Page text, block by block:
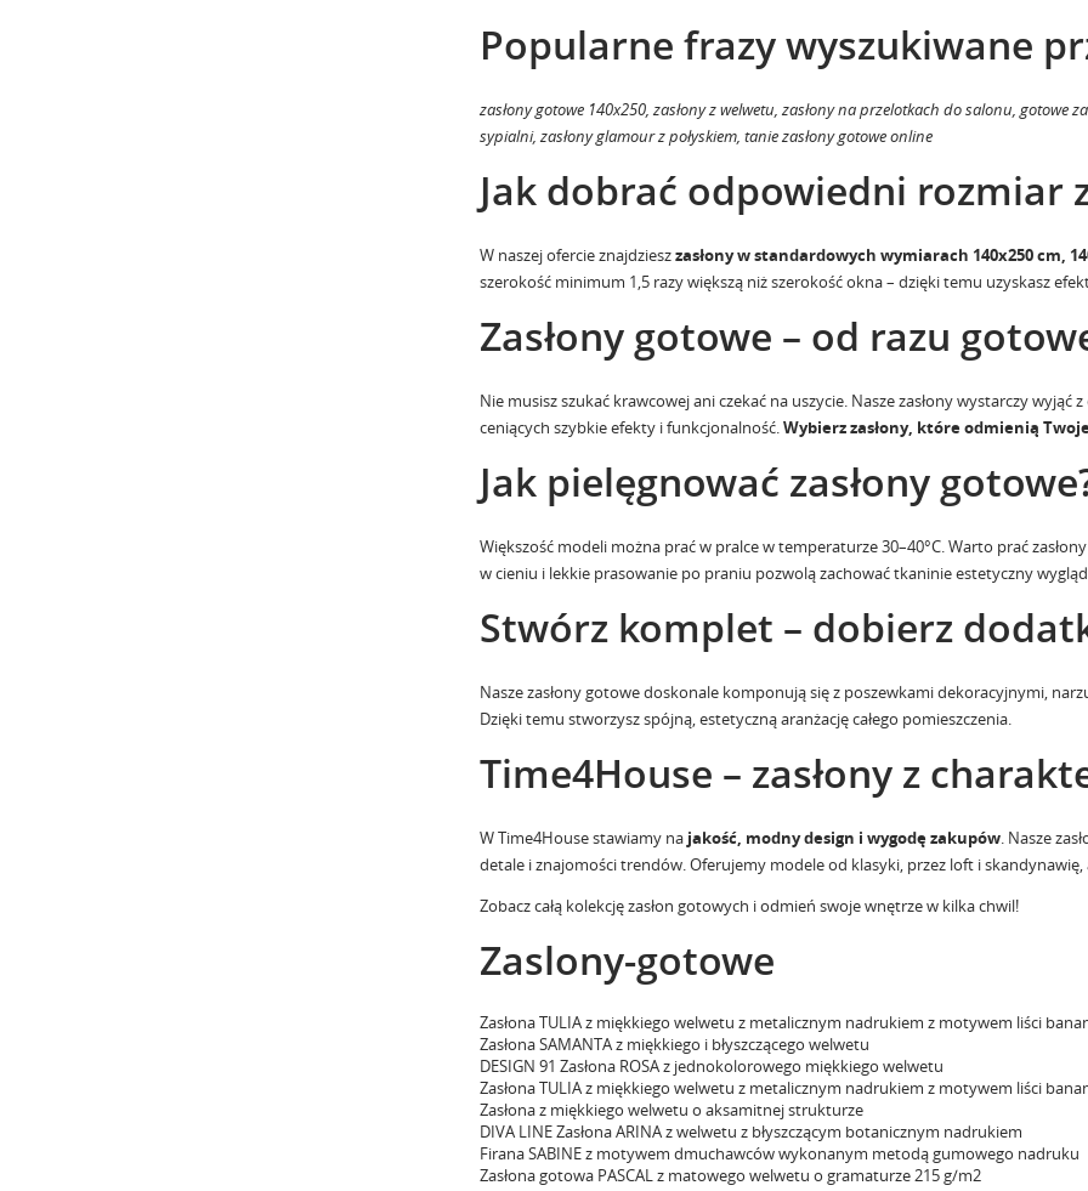
Popularne frazy wyszukiwane
zasłony gotowe 140x250, zasłony z welwetu, zasłony na przelotkach do salonu, gotowe
sypialni, zasłony glamour z połyskiem, tanie zasłony gotowe online
Jak dobrać odpowiedni rozmiar
W naszej ofercie znajdzieszzasłony w standardowych wymiarach 140x250 cm,
szerokość minimum 1,5 razy większą niż szerokość okna – dzięki temu uzyskasz
Zasłony gotowe – od razu
Nie musisz szukać krawcowej ani czekać na uszycie. Nasze zasłony wystarczy
ceniących szybkie efekty i funkcjonalność.Wybierz zasłony, które odmienią
Jak pielęgnować zasłony
Większość modeli można prać w pralce w temperaturze 30–40°C. Warto prać
w cieniu i lekkie prasowanie po praniu pozwolą zachować tkaninie estetyczny wygląd
Stwórz komplet – dobierz
Nasze zasłony gotowe doskonale komponują się z poszewkami dekoracyjnymi,
Dzięki temu stworzysz spójną, estetyczną aranżację całego pomieszczenia.
Time4House – zasłony z
W Time4House stawiamy na jakość, modny design i wygodę zakupów. Nasze
detale i znajomości trendów. Oferujemy modele od klasyki, przez loft i
Zobacz całą kolekcję zasłon gotowych i odmień swoje wnętrze w kilka chwil!
Zaslony-gotowe
Zasłona TULIA z miękkiego welwetu z metalicznym nadrukiem z motywem liści
Zasłona SAMANTA z miękkiego i błyszczącego welwetu
DESIGN 91 Zasłona ROSA z jednokolorowego miękkiego welwetu
Zasłona TULIA z miękkiego welwetu z metalicznym nadrukiem z motywem liści
Zasłona z miękkiego welwetu o aksamitnej strukturze
DIVA LINE Zasłona ARINA z welwetu z błyszczącym botanicznym nadrukiem
Firana SABINE z motywem dmuchawców wykonanym metodą gumowego nadruku
Zasłona gotowa PASCAL z matowego welwetu o gramaturze 215 g/m2